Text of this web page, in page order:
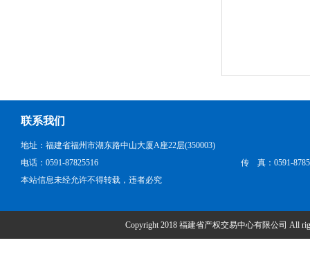
联系我们
地址：福建省福州市湖东路中山大厦A座22层(350003)
电话：0591-87825516
传 真：0591-
本站信息未经允许不得转载，违者必究
Copyright 2018 福建省产权交易中心有限公司 All